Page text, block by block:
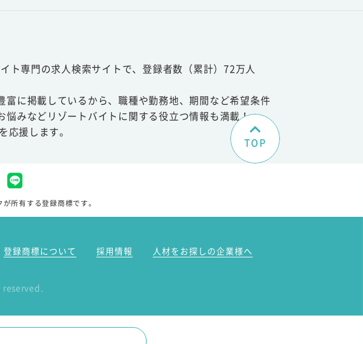
ト専門の求人検索サイトで、登録者数（累計）72万人
に掲載しているから、職種や勤務地、期間など希望条件
みなどリゾートバイトに関する役立つ情報も満載！
援します。
TOP
所有する登録商標です。
登録商標について 採用情報
人材をお探しの企業様へ
reserved.